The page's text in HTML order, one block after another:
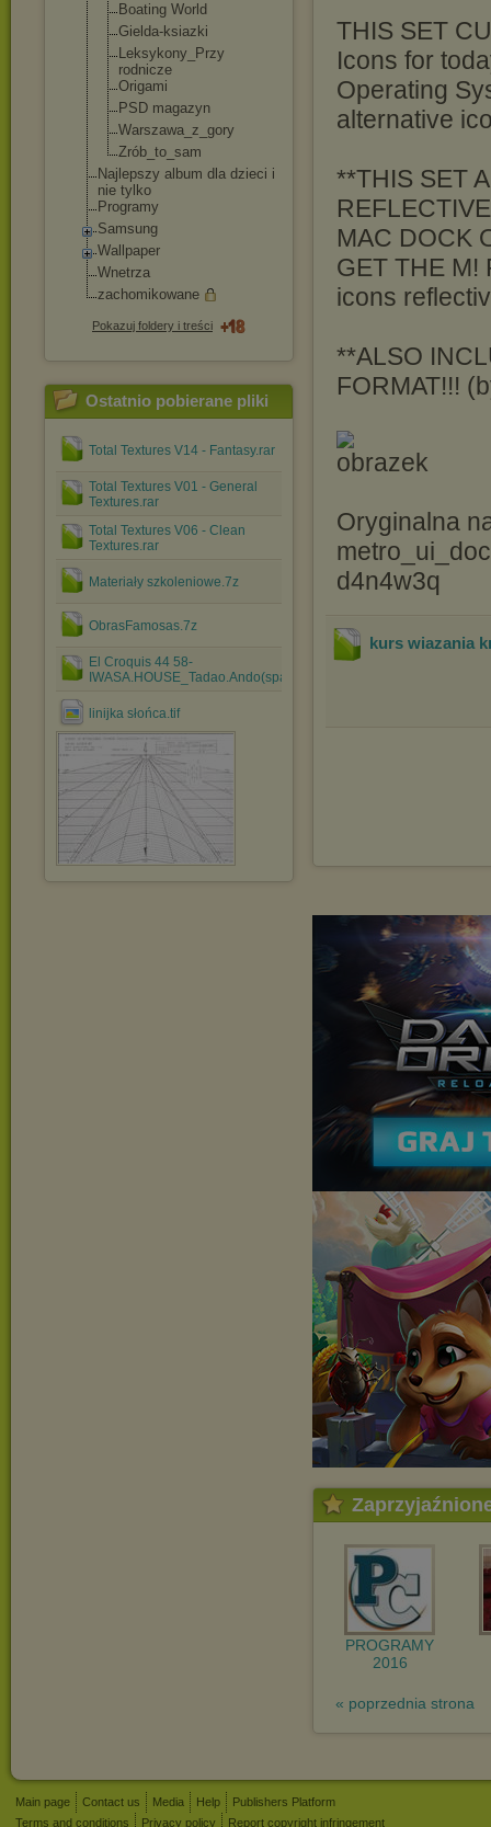
Boating World
Gielda-ksiazki
Leksykony_Przy
rodnicze
Origami
PSD magazyn
Warszawa_z_gory
Zrób_to_sam
Najlepszy album dla dzieci i
nie tylko
Programy
Samsung
Wallpaper
Wnetrza
zachomikowane
Pokazuj foldery i treści
Ostatnio pobierane pliki
Total Textures V14 - Fantasy.rar
Total Textures V01 - General
Textures.rar
Total Textures V06 - Clean
Textures.rar
Materiały szkoleniowe.7z
ObrasFamosas.7z
El Croquis 44 58-
IWASA.HOUSE_Tadao.Ando(spanish).rar
linijka słońca.tif
THIS SET
Icons for
Operating
alternative
**THIS SET
MAC DOCK
GET THE M!
icons
**ALSO
FORMAT!!!
Oryginalna
d4n4w3q
kurs wiazania
PROGRAMY
2016
« poprzednia strona
Main page Contact us Media Help
Publishers Platform
Terms and conditions
Privacy policy Report copyright infringement